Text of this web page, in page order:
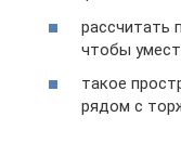
рассчитать
чтобы
такое
рядом с